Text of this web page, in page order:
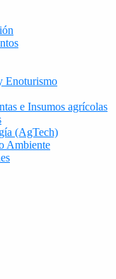
Enoturismo
e Insumos agrícolas
(AgTech)
Ambiente